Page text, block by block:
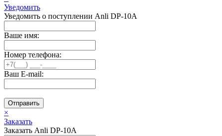
Уведомить
Уведомить о поступлении Anli DP-10A
Ваше имя:
Номер телефона:
Ваш E-mail:
Отправить
×
Заказать
Заказать Anli DP-10A